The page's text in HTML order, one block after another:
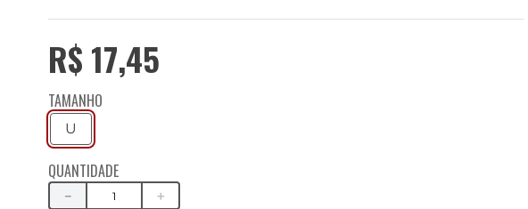
R$ 17,45
TAMANHO
U
QUANTIDADE
＋
－